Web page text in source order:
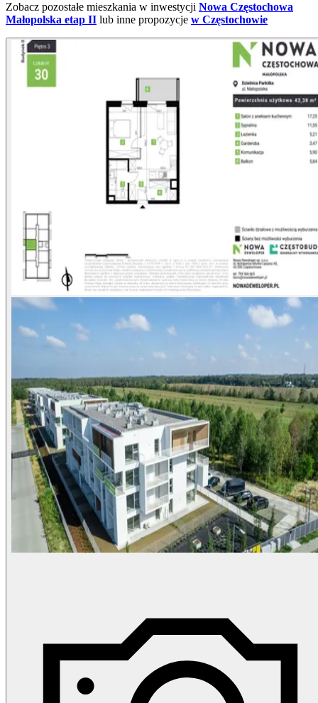
Zobacz pozostałe mieszkania w inwestycji Nowa Częstochowa
Małopolska etap II lub inne propozycje w Częstochowie